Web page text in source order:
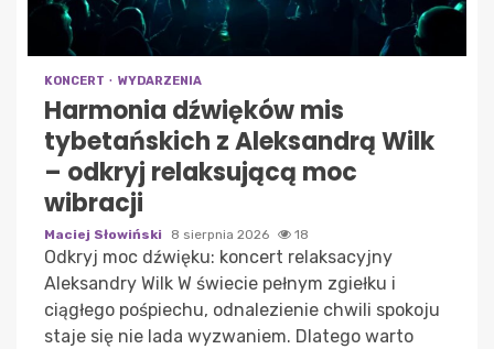
KONCERT WYDARZENIA
Harmonia dźwięków mis
tybetańskich z Aleksandrą Wilk
– odkryj relaksującą moc
wibracji
Maciej Słowiński 8 sierpnia 2026 18
Odkryj moc dźwięku: koncert relaksacyjny
Aleksandry Wilk W świecie pełnym zgiełku i
ciągłego pośpiechu, odnalezienie chwili spokoju
staje się nie lada wyzwaniem. Dlatego warto